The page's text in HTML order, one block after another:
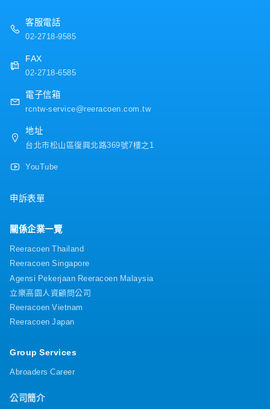
・三節禮金
◆ 補助/津貼類
・員工旅遊
・結婚禮金
・生產祝賀金
・喪葬補助
◆ 制度類
・在職教育訓練
・升遷制度
・人事考評 (2次/年)
客服電話
02-2718-9585
FAX
02-2718-6585
電子信箱
rcntw-service@reeracoen.com.tw
地址
台北市松山區復興北路369號7樓之1
YouTube
申訴表單
關係企業一覽
Reeracoen Thailand
Reeracoen Singapore
Agensi Pekerjaan Reeracoen Malaysia
立樂高園人資顧問公司
Reeracoen Vietnam
Reeracoen Japan
Group Services
Abroaders Career
公司簡介